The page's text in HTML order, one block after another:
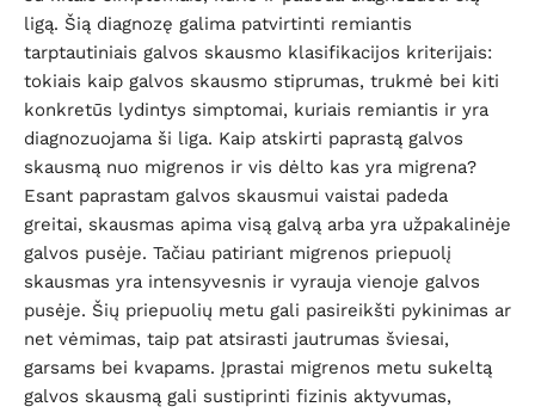
ligą. Šią diagnozę galima patvirtinti remiantis
tarptautiniais galvos skausmo klasifikacijos kriterijais:
tokiais kaip galvos skausmo stiprumas, trukmė bei kiti
konkretūs lydintys simptomai, kuriais remiantis ir yra
diagnozuojama ši liga. Kaip atskirti paprastą galvos
skausmą nuo migrenos ir vis dėlto kas yra migrena?
Esant paprastam galvos skausmui vaistai padeda
greitai, skausmas apima visą galvą arba yra užpakalinėje
galvos pusėje. Tačiau patiriant migrenos priepuolį
skausmas yra intensyvesnis ir vyrauja vienoje galvos
pusėje. Šių priepuolių metu gali pasireikšti pykinimas ar
net vėmimas, taip pat atsirasti jautrumas šviesai,
garsams bei kvapams. Įprastai migrenos metu sukeltą
galvos skausmą gali sustiprinti fizinis aktyvumas,